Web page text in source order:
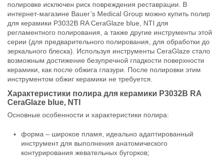
полировке исключен риск повреждения реставрации. В
интернет-магазине Bauer’s Medical Group можно купить полир
для керамики P3032B RA CeraGlaze blue, NTI для
регламентного полирования, а также другие инструменты этой
серии (для предварительного полирования, для обработки до
зеркального блеска). Используя инструменты CeraGlaze стало
возможным достижение безупречной гладкости поверхности
керамики, как после обжига глазури. После полировки этим
инструментом обжиг керамики не требуется.
Характеристики полира для керамики P3032B RA
CeraGlaze blue, NTI
Основные особенности и характеристики полира:
форма – широкое пламя, идеально адаптированный
инструмент для выполнения анатомического
контурирования жевательных бугорков;